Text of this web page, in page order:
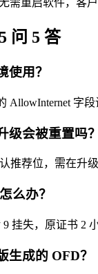
需重启软件，客
问 5 答
使用？
AllowInternet 字
级会被重置吗？
推荐位，需在升
么办？
9 挂失，原证书 2
生成的 OFD？